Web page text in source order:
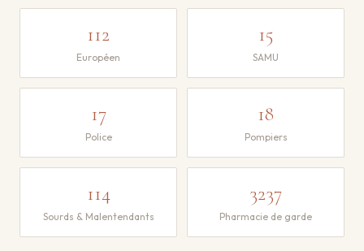
112
Européen
15
SAMU
17
Police
18
Pompiers
114
Sourds & Malentendants
3237
Pharmacie de garde